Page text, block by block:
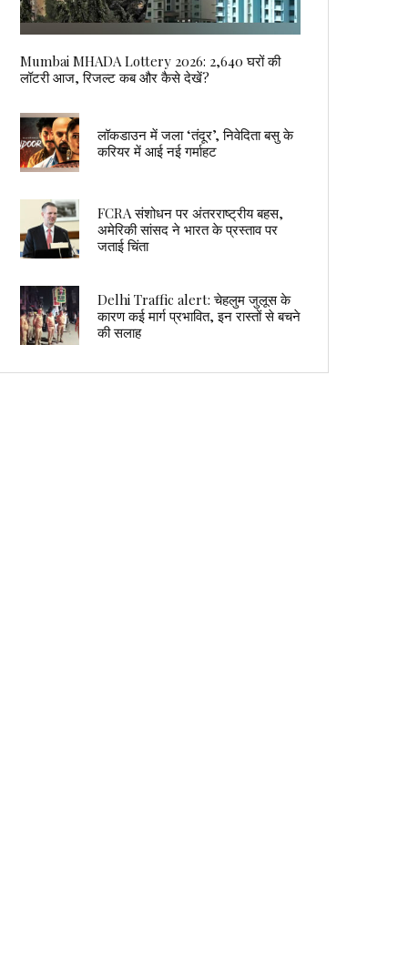
Mumbai MHADA Lottery 2026: 2,640 घरों की
लॉटरी आज, रिजल्ट कब और कैसे देखें?
लॉकडाउन में जला ‘तंदूर’, निवेदिता बसु के
करियर में आई नई गर्माहट
FCRA संशोधन पर अंतरराष्ट्रीय बहस,
अमेरिकी सांसद ने भारत के प्रस्ताव पर
जताई चिंता
Delhi Traffic alert: चेहलुम जुलूस के
कारण कई मार्ग प्रभावित, इन रास्तों से बचने
की सलाह